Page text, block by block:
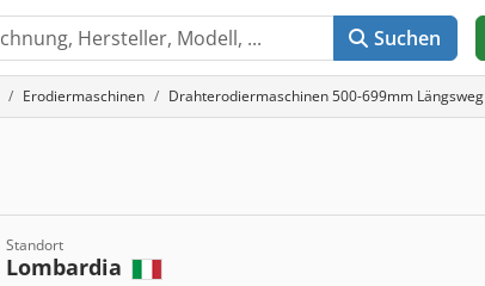
Suchen
Erodiermaschinen Drahterodiermaschinen 500-699mm Längsweg
Standort
Lombardia